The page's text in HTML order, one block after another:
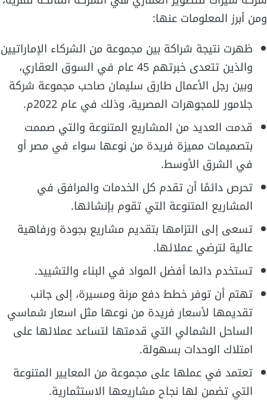
ومن أبرز المعلومات عنها:
ظهرت نتيجة شراكة بين مجموعة من الشركاء الإماراتيين
والذين تتعدى خبرتهم 45 عام في السوق العقاري،
وبين رجل الأعمال طارق سليمان صاحب مجموعة شركة
جلامور للمجوهرات المصرية، وذلك في عام 2022م.
قدمت العديد من المشاريع المتنوعة والتي صممت
بتصميمات مميزة فريدة من نوعها سواء في مصر أو
في الشرق الأوسط.
تحرص دائمًا أن تقدم كل الخدمات والمرافق في
المشاريع المتنوعة التي تقوم بإنشائها.
تسعى إلى التزامها بتقديم مشاريع بجودة ورفاهية
عالية لترضي عملائها.
تستخدم دائما أفضل المواد في البناء والتشييد.
تهتم أن توفر خطط دفع مرنة ومسيرة، إلى جانب
تقديمها لأسعار فريدة من نوعها مثل اسعار شماسي
الساحل الشمالي التي قدمتها لتساعد عملائها على
امتلاك الوحدات بسهولة.
تعتمد في عملها على مجموعة من المعايير المتنوعة
التي تضمن لها نجاح مشاريعها الاستثمارية.